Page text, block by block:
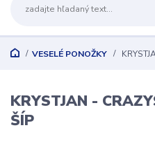
VESELÉ PONOŽKY
KRYSTJAN -
ŠÍP